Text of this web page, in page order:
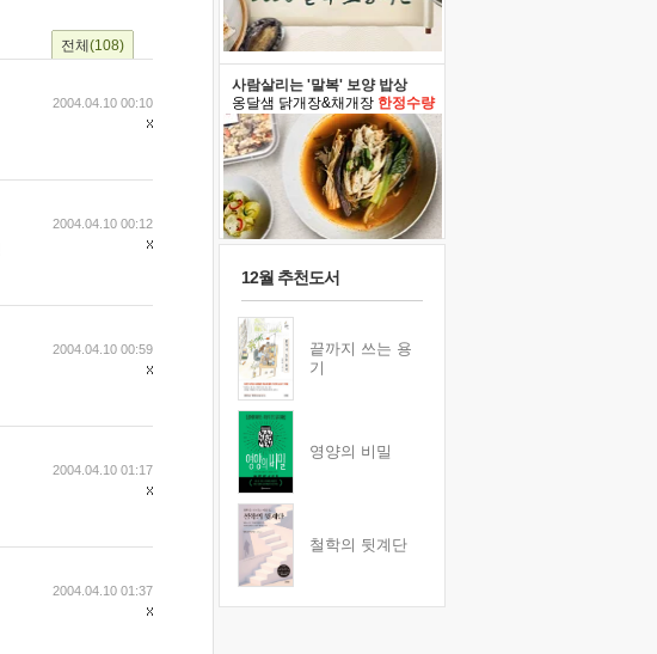
전체 (108)
2004.04.10 00:10
2004.04.10 00:12
2004.04.10 00:59
2004.04.10 01:17
2004.04.10 01:37
사람살리는 '말복' 보양 밥상
옹달샘 닭개장&채개장 한정수량
12월 추천도서
끝까지 쓰는 용
기
영양의 비밀
철학의 뒷계단